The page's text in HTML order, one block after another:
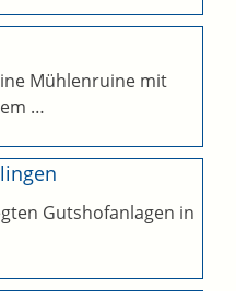
Mühlenruine mit
…
Gutshofanlagen in